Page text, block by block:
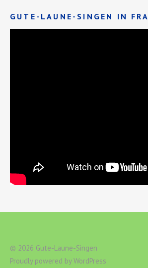
GUTE-LAUNE-SINGEN IN
© 2026 Gute-Laune-Singen
Proudly powered byWordPress